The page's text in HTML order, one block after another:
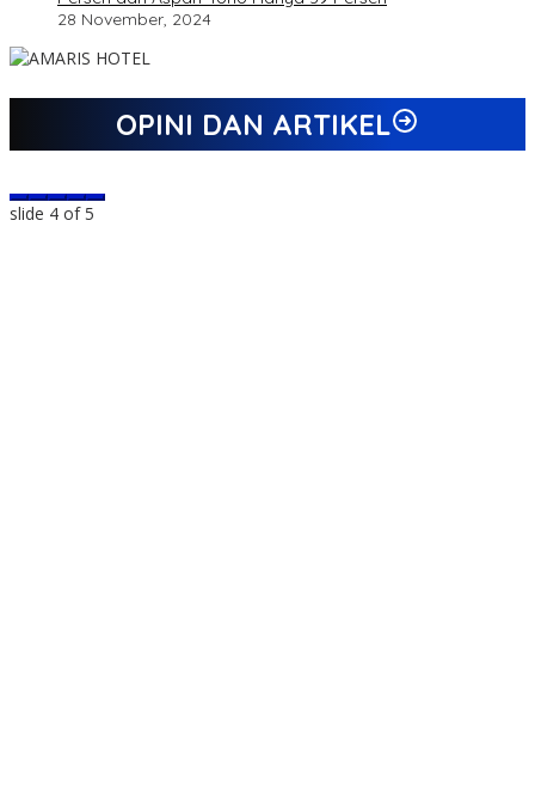
28 November, 2024
OPINI DAN ARTIKEL
slide 4 of 5